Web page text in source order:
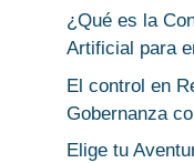
¿Qué es la
Artificial para
El control en
Gobernanza
Elige tu